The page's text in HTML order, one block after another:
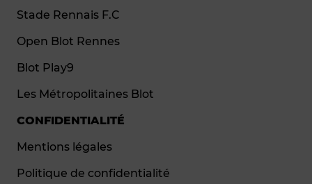
Stade Rennais F.C
Open Blot Rennes
Blot Play9
Les Métropolitaines Blot
CONFIDENTIALITÉ
Mentions légales
Politique de confidentialité